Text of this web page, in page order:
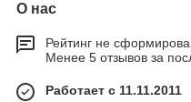
О нас
Рейтинг не
Менее 5 отзывов за
Работает с 11.11.2011